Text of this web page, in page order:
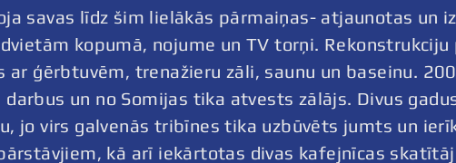
savas līdz šim lielākās pārmaiņas- atjaunotas un
kopumā, nojume un TV torņi. Rekonstrukciju
ar ģērbtuvēm, trenažieru zāli, saunu un baseinu.
un no Somijas tika atvests zālājs. Divus
jo virs galvenās tribīnes tika uzbūvēts jumts un
kā arī iekārtotas divas kafejnīcas